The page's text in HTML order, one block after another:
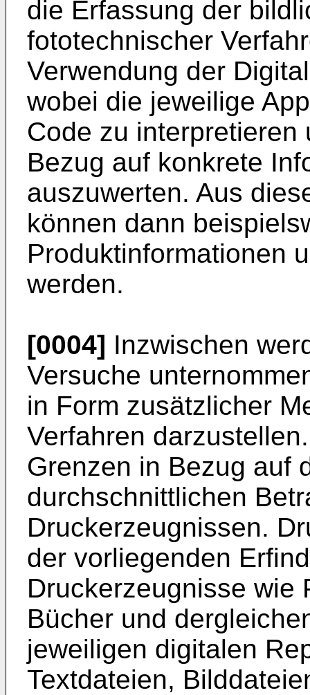
die Erfassung der
fototechnischer
Verwendung der
wobei die jeweilige
Code zu
Bezug auf konkrete
auszuwerten. Aus
können dann
Produktinformationen
werden.
[0004] Inzwischen
Versuche
in Form zusätzlicher
Verfahren
Grenzen in Bezug auf
durchschnittlichen
Druckerzeugnissen.
der vorliegenden
Druckerzeugnisse wie
Bücher und
jeweiligen digitalen
Textdateien,